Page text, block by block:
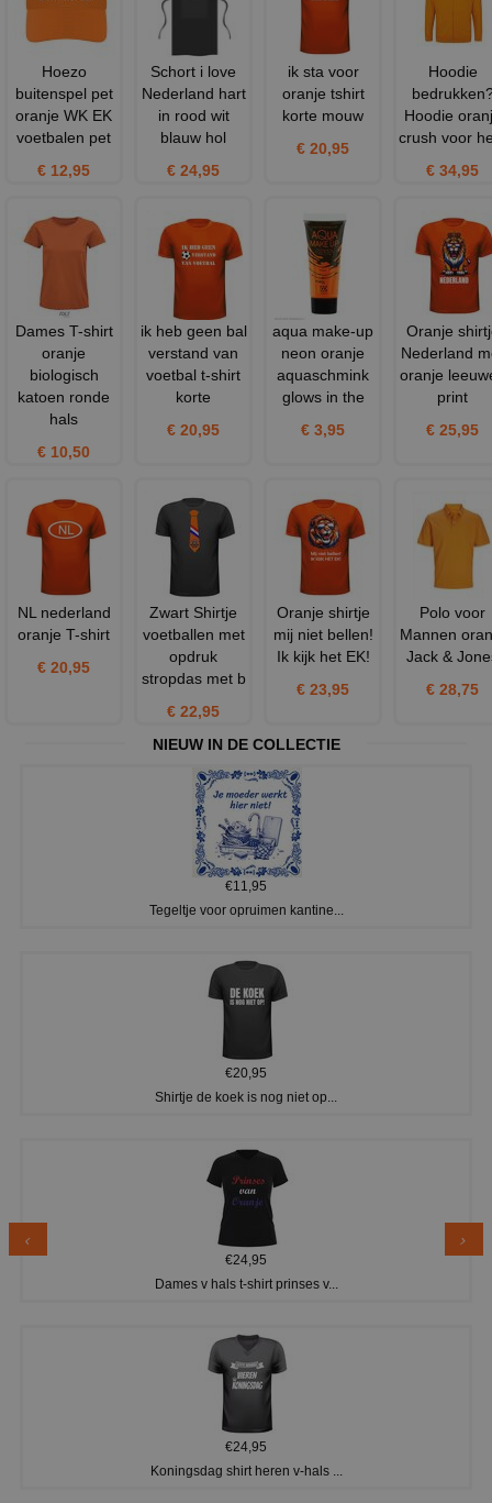
Hoezo
buitenspel pet
oranje WK EK
voetbalen pet
€ 12,95
Schort i love
Nederland hart
in rood wit
blauw hol
€ 24,95
ik sta voor
oranje tshirt
korte mouw
€ 20,95
Hoodie
Hoodie
crush voor
€ 34,95
Dames T-shirt
oranje
biologisch
katoen ronde
hals
€ 10,50
ik heb geen bal
verstand van
voetbal t-shirt
korte
€ 20,95
aqua make-up
neon oranje
aquaschmink
glows in the
€ 3,95
Oranje
Nederland
oranje
print
€ 25,95
NL nederland
oranje T-shirt
€ 20,95
Zwart Shirtje
voetballen met
opdruk
stropdas met b
€ 22,95
Oranje shirtje
mij niet bellen!
Ik kijk het EK!
€ 23,95
Polo voor
Mannen
Jack &
€ 28,75
NIEUW IN DE COLLECTIE
€11,95
Tegeltje voor opruimen kantine...
€20,95
Shirtje de koek is nog niet op...
€24,95
Dames v hals t-shirt prinses v...
€24,95
Koningsdag shirt heren v-hals ...